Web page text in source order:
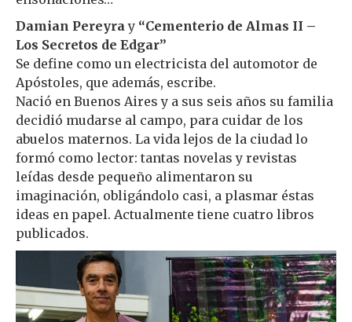
Damian Pereyra y “Cementerio de Almas II –
Los Secretos de Edgar”
Se define como un electricista del automotor de
Apóstoles, que además, escribe.
Nació en Buenos Aires y a sus seis años su familia
decidió mudarse al campo, para cuidar de los
abuelos maternos. La vida lejos de la ciudad lo
formó como lector: tantas novelas y revistas
leídas desde pequeño alimentaron su
imaginación, obligándolo casi, a plasmar éstas
ideas en papel. Actualmente tiene cuatro libros
publicados.